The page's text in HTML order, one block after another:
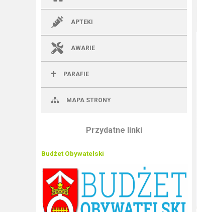
APTEKI
AWARIE
PARAFIE
MAPA STRONY
Przydatne linki
Budżet Obywatelski